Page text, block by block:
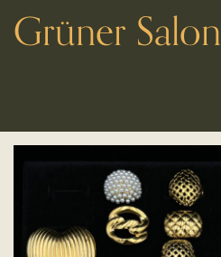
Grüner Salon